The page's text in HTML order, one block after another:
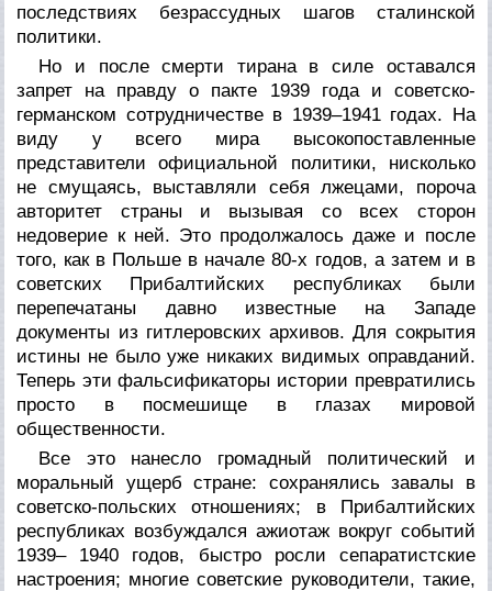
последствиях безрассудных шагов сталинской
политики.
Но и после смерти тирана в силе оставался
запрет на правду о пакте 1939 года и советско-
германском сотрудничестве в 1939–1941 годах. На
виду у всего мира высокопоставленные
представители официальной политики, нисколько
не смущаясь, выставляли себя лжецами, пороча
авторитет страны и вызывая со всех сторон
недоверие к ней. Это продолжалось даже и после
того, как в Польше в начале 80-х годов, а затем и в
советских Прибалтийских республиках были
перепечатаны давно известные на Западе
документы из гитлеровских архивов. Для сокрытия
истины не было уже никаких видимых оправданий.
Теперь эти фальсификаторы истории превратились
просто в посмешище в глазах мировой
общественности.
Все это нанесло громадный политический и
моральный ущерб стране: сохранялись завалы в
советско-польских отношениях; в Прибалтийских
республиках возбуждался ажиотаж вокруг событий
1939– 1940 годов, быстро росли сепаратистские
настроения; многие советские руководители, такие,